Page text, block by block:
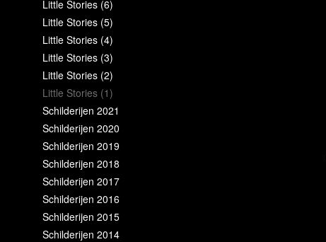
Little Stories (6)
Little Stories (5)
Little Stories (4)
Little Stories (3)
Little Stories (2)
Little Stories (1)
Schilderijen 2021
Schilderijen 2020
Schilderijen 2019
Schilderijen 2018
Schilderijen 2017
Schilderijen 2016
Schilderijen 2015
Schilderijen 2014